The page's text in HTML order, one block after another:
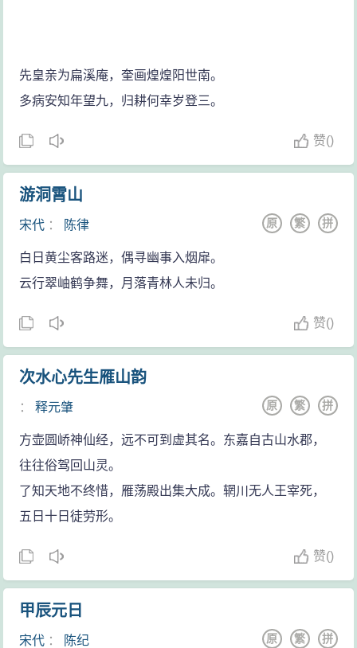
先皇亲为扁溪庵，奎画煌煌阳世南。
多病安知年望九，归耕何幸岁登三。
赞()
游洞霄山
宋代 ： 陈律 拼
繁
原
白日黄尘客路迷，偶寻幽事入烟扉。
云行翠岫鹤争舞，月落青林人未归。
赞()
次水心先生雁山韵
：释元肇 拼
繁
原
方壶圆峤神仙经，远不可到虚其名。东嘉自古山水郡，
往往俗驾回山灵。
了知天地不终惜，雁荡殿出集大成。辋川无人王宰死，
五日十日徒劳形。
赞()
甲辰元日
宋代 ： 陈纪 拼
繁
原